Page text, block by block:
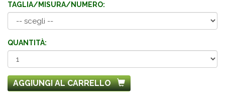
TAGLIA/MISURA/NUMERO:
QUANTITÀ:
AGGIUNGI AL CARRELLO